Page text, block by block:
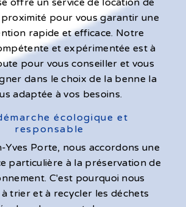
pour vous garantir une
rapide et efficace. Notre
et expérimentée est à
pour vous conseiller et vous
dans le choix de la benne la
adaptée à vos besoins.
écologique et
responsable
Yves Porte, nous accordons une
particulière à la préservation de
C'est pourquoi nous
trier et à recycler les déchets